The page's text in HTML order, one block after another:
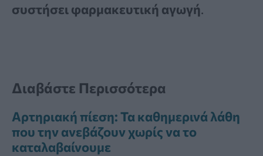
συστήσει φαρμακευτική αγωγή.
Διαβάστε Περισσότερα
Αρτηριακή πίεση: Τα καθημερινά λάθη
που την ανεβάζουν χωρίς να το
καταλαβαίνουμε